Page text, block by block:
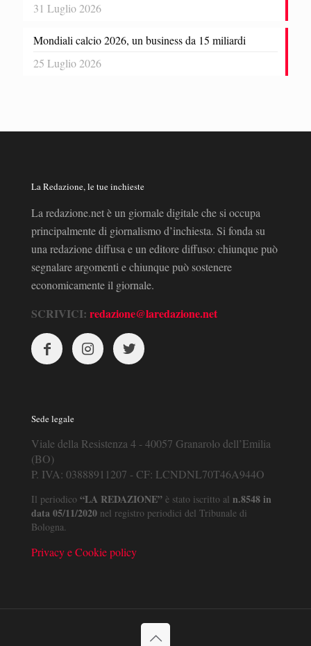
31 Luglio 2026
Mondiali calcio 2026, un business da 15 miliardi
25 Luglio 2026
La Redazione, le tue inchieste
La redazione.net è un giornale digitale che si occupa
principalmente di giornalismo d’inchiesta. Si fonda su
una redazione diffusa e un editore diffuso: chiunque può
segnalare argomenti e chiunque può sostenere
economicamente il giornale.
SCRIVICI: redazione@laredazione.net
Sede legale
Viale della Resistenza 4 - 40057 Granarolo dell’Emilia
(BO)
P. IVA: 03888911207 - CF: LCNDNL70T46A944O
Il periodico “LA REDAZIONE” è stato iscritto al n.8548 in
data 05/11/2020 nel registro periodici del Tribunale di
Bologna.
Privacy e Cookie policy